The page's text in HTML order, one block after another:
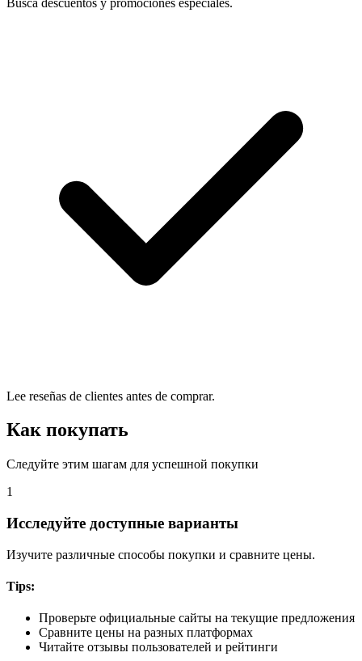
Lee reseñas de clientes antes de comprar.
Как покупать
Следуйте этим шагам для успешной покупки
1
Исследуйте доступные варианты
Изучите различные способы покупки и сравните цены.
Tips:
Проверьте официальные сайты на текущие предложения
Сравните цены на разных платформах
Читайте отзывы пользователей и рейтинги